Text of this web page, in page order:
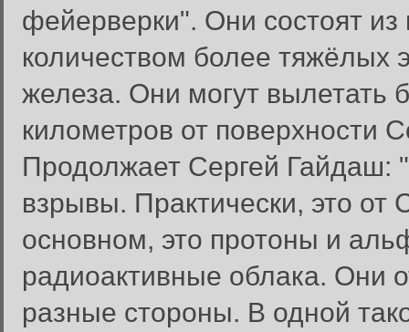
фейерверки". Они состоят
количеством более тяжёлых
железа. Они могут вылетать
километров от поверхности
Продолжает Сергей Гайдаш:
взрывы. Практически, это от
основном, это протоны и
радиоактивные облака. Они
разные стороны. В одной